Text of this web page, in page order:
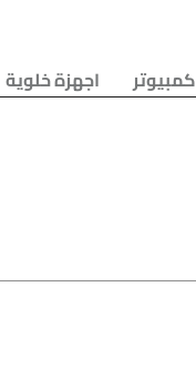
كمبيوتر اجهزة خلوية